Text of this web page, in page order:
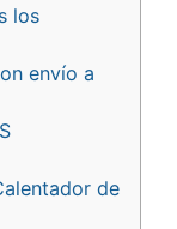
los
envío a
de